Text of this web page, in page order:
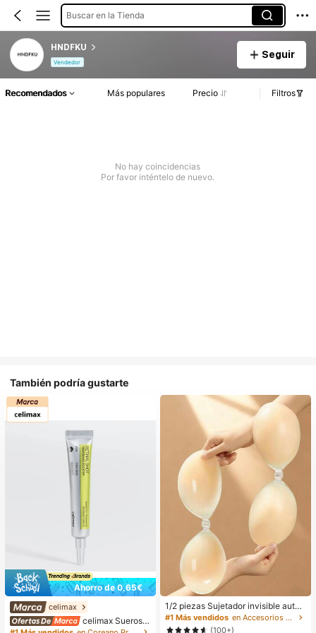
Buscar en la Tienda
HNDFKU
Vendedor
Seguir
Recomendados Más populares Precio Filtros
No hay coincidencias
Por favor inténtelo de nuevo.
También podría gustarte
Ahorro de 0,65€
celimax
celimax Sueros y
tratamiento facial
1/2 piezas Sujetador invisible autoa
dhesivo de silicona sin tirantes para
mujeres, adecuado para vestidos d
#1 Más vendidos
en Accesorios antideslizantes para ropa
(100+)